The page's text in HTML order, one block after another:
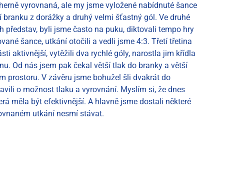
vyrovnaná, ale my jsme vyložené nabídnuté šance
z dorážky a druhý velmi šťastný gól. Ve druhé
představ, byli jsme často na puku, diktovali tempo hry
šance, utkání otočili a vedli jsme 4:3. Třetí třetina
aktivnější, vytěžili dva rychlé góly, narostla jim křídla
Od nás jsem pak čekal větší tlak do branky a větší
prostoru. V závěru jsme bohužel šli dvakrát do
o možnost tlaku a vyrovnání. Myslím si, že dnes
měla být efektivnější. A hlavně jsme dostali některé
utkání nesmí stávat.